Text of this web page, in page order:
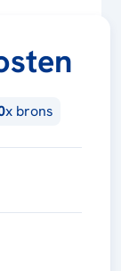
x brons